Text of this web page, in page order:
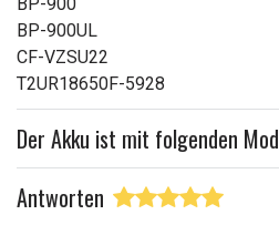
BP-900UL
CF-VZSU22
T2UR18650F-5928
Der Akku ist mit folgenden
Antworten